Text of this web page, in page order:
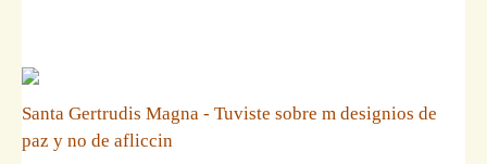
Santa Gertrudis Magna - Tuviste sobre m designios de
paz y no de afliccin